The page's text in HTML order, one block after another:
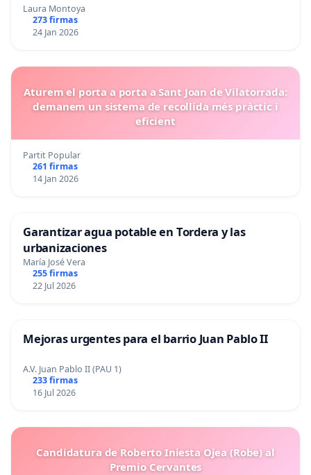
Laura Montoya
273 firmas
24 Jan 2026
Aturem el porta a porta a Sant Joan de Vilatorrada:
demanem un sistema de recollida més pràctic i
eficient
Partit Popular
261 firmas
14 Jan 2026
Garantizar agua potable en Tordera y las
urbanizaciones
María José Vera
255 firmas
22 Jul 2026
Mejoras urgentes para el barrio Juan Pablo II
A.V. Juan Pablo II (PAU 1)
233 firmas
16 Jul 2026
Candidatura de Roberto Iniesta Ojea (Robe) al
Premio Cervantes